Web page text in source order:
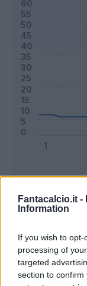
Fantacalcio.it -
Information
If you wish to
processing of
targeted
section to
Riepilogo